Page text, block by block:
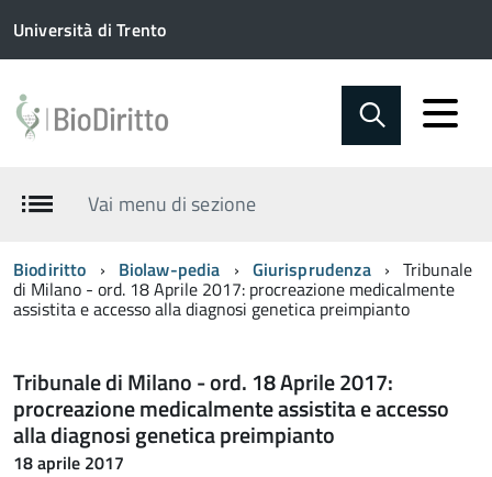
Università di Trento
Vai menu di sezione
Biodiritto Biolaw-pedia Giurisprudenza Tribunale
di Milano - ord. 18 Aprile 2017: procreazione medicalmente
assistita e accesso alla diagnosi genetica preimpianto
Tribunale di Milano - ord. 18 Aprile 2017:
procreazione medicalmente assistita e accesso
alla diagnosi genetica preimpianto
18 aprile 2017